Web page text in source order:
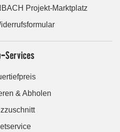
Projekt-Marktplatz
Services
& Abholen